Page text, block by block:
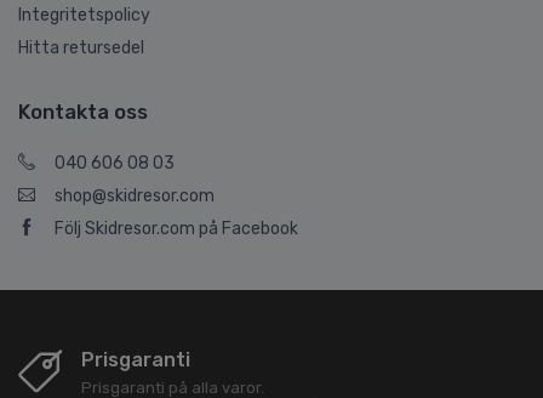
Integritetspolicy
Hitta retursedel
Kontakta oss
040 606 08 03
shop@skidresor.com
Följ Skidresor.com på Facebook
Prisgaranti
Prisgaranti på alla varor.